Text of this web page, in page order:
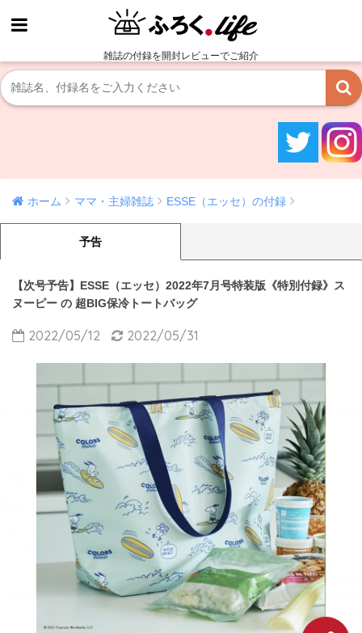
雑誌の付録を開封レビューでご紹介
ホーム ママ・主婦雑誌 ESSE（エッセ）の付録
予告
【次号予告】ESSE（エッセ）2022年7月号特装版《特別付録》ス
ヌーピー の 超BIG保冷トートバッグ
2022/05/12 2022/05/31